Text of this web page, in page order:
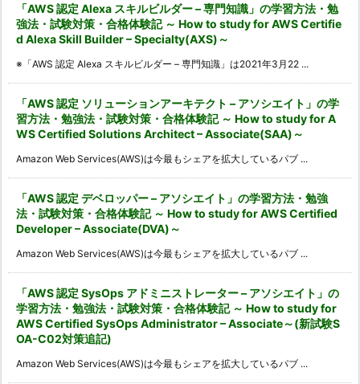
「AWS 認定 Alexa スキルビルダー – 専門知識」の学習方法・勉
強法・試験対策・合格体験記 ～ How to study for AWS Certifie
d Alexa Skill Builder – Specialty(AXS)～
※「AWS 認定 Alexa スキルビルダー – 専門知識」は2021年3月22 ...
「AWS 認定 ソリューションアーキテクト – アソシエイト」の学
習方法・勉強法・試験対策・合格体験記 ～ How to study for A
WS Certified Solutions Architect – Associate(SAA)～
Amazon Web Services(AWS)は今最もシェアを拡大しているパブ ...
「AWS 認定 デベロッパー – アソシエイト」の学習方法・勉強
法・試験対策・合格体験記 ～ How to study for AWS Certified
Developer – Associate(DVA)～
Amazon Web Services(AWS)は今最もシェアを拡大しているパブ ...
「AWS 認定 SysOps アドミニストレーター – アソシエイト」の
学習方法・勉強法・試験対策・合格体験記 ～ How to study for
AWS Certified SysOps Administrator – Associate～(新試験S
OA-C02対策追記)
Amazon Web Services(AWS)は今最もシェアを拡大しているパブ ...